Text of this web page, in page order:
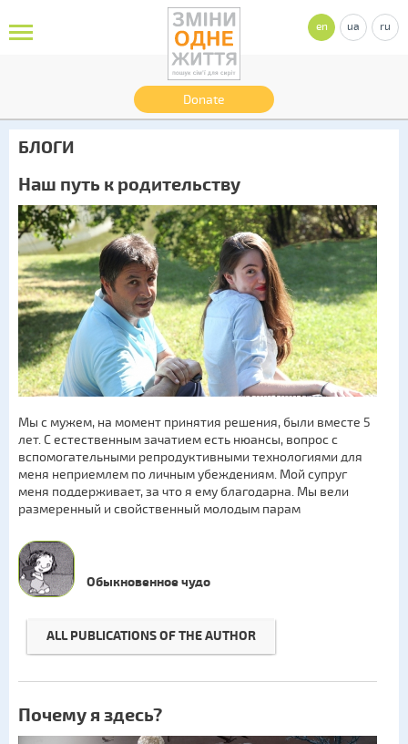
Donate
en ua ru
БЛОГИ
Наш путь к родительству
Мы с мужем, на момент принятия решения, были вместе 5
лет. С естественным зачатием есть нюансы, вопрос с
вспомогательными репродуктивными технологиями для
меня неприемлем по личным убеждениям. Мой супруг
меня поддерживает, за что я ему благодарна. Мы вели
размеренный и свойственный молодым парам
Обыкновенное чудо
ALL PUBLICATIONS OF THE AUTHOR
Почему я здесь?